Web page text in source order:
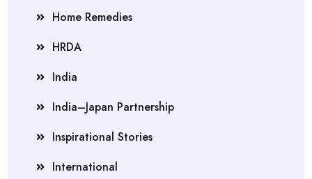
Home Remedies
HRDA
India
India–Japan Partnership
Inspirational Stories
International